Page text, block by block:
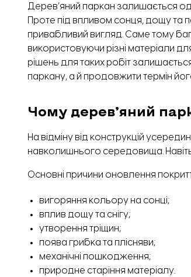
Дерев’яний паркан залишається
Проте під впливом сонця, дощу та
привабливий вигляд. Саме тому
використовуючи різні матеріали
рішень для таких робіт
паркану, а й продовжити термін
Чому дерев’яний
На відміну від конструкцій
навколишнього середовища.
Основні причини оновлення
вигоряння кольору на сонці;
вплив дощу та снігу;
утворення тріщин;
поява грибка та плісняви;
механічні пошкодження;
природне старіння матеріалу.